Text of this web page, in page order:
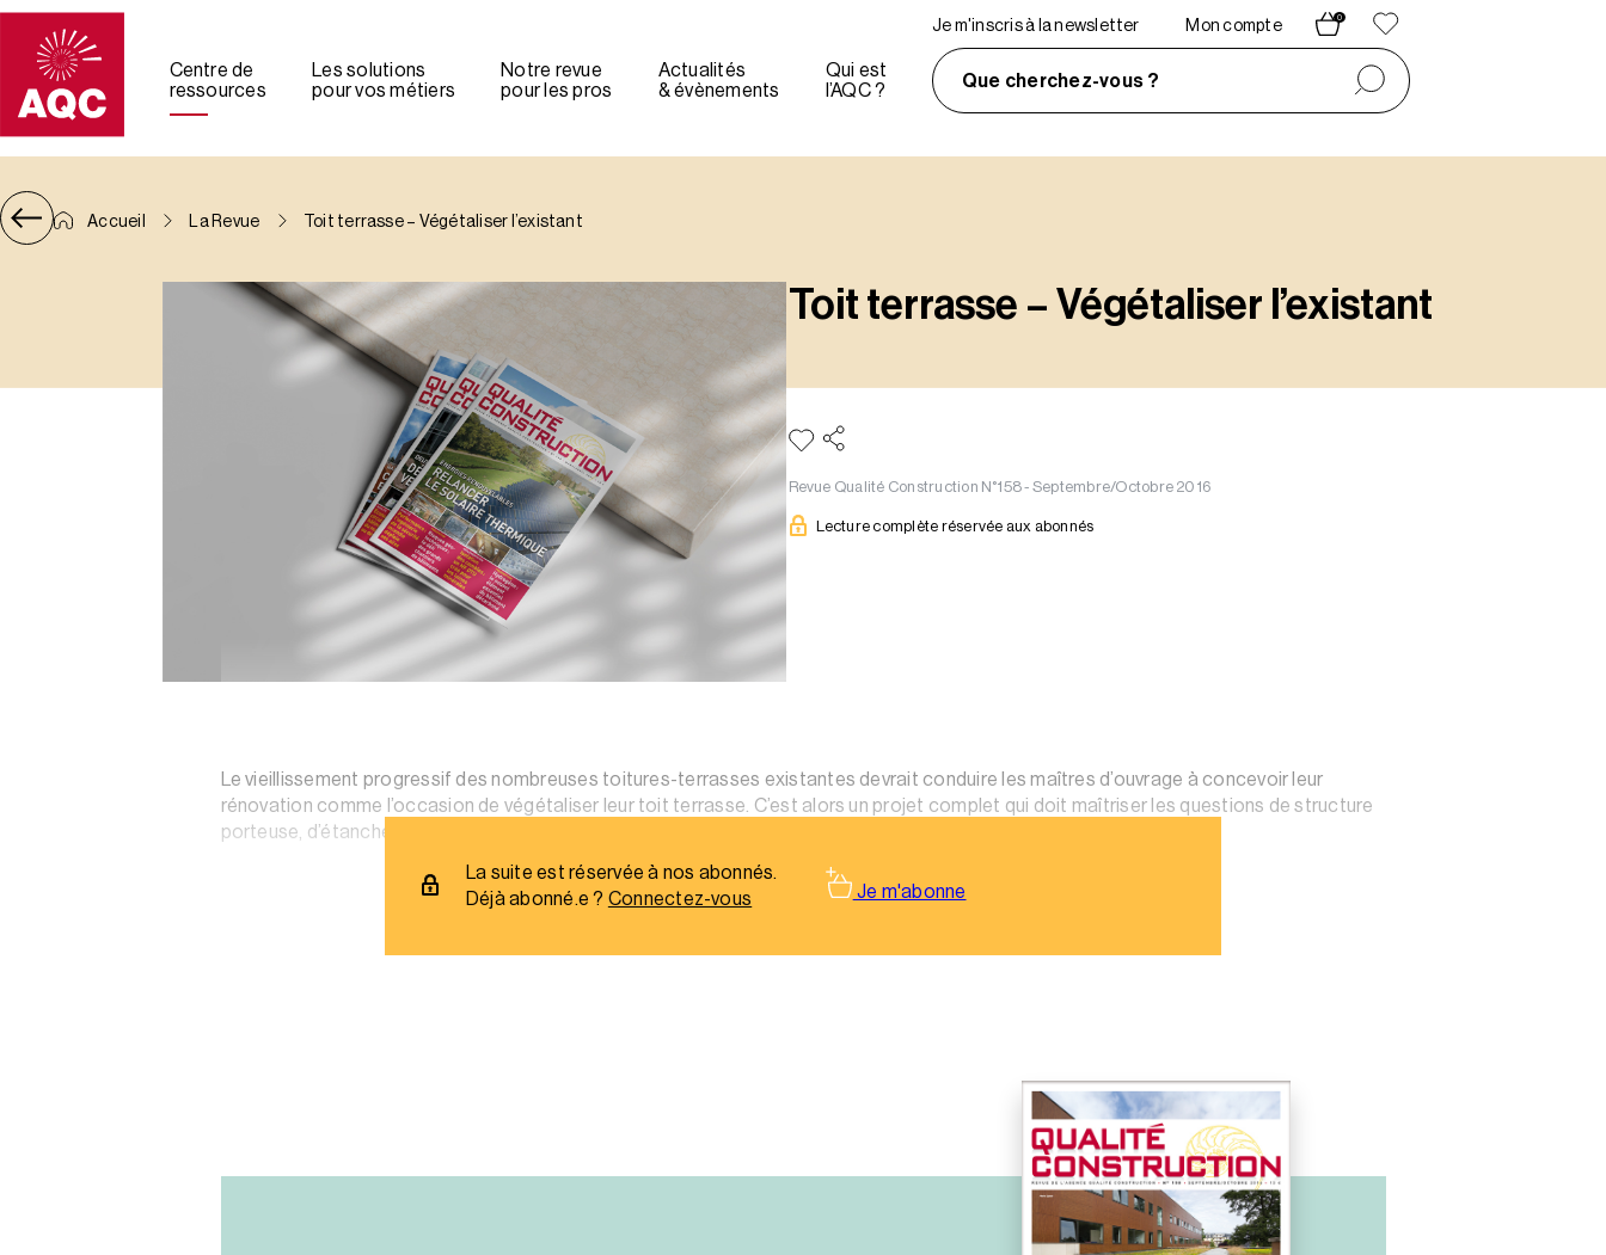
Panneau de gestion des cookies
Centre de
ressources
Les solutions
pour vos métiers
Notre revue
pour les pros
Actualités
& évènements
Qui est
l’AQC ?
Je m'inscris à la newsletter Mon compte
0
Que cherchez-vous ?
Accueil La Revue Toit terrasse – Végétaliser l’existant
Toit terrasse – Végétaliser l’existant
Revue Qualité Construction N°158 - Septembre/Octobre 2016
Lecture complète réservée aux abonnés
Le vieillissement progressif des nombreuses toitures-terrasses existantes devrait conduire les maîtres d’ouvrage à concevoir leur
rénovation comme l’occasion de végétaliser leur toit terrasse. C’est alors un projet complet qui doit maîtriser les questions de structure
porteuse, d’étanchéité et de végétalisation.
La suite est réservée à nos abonnés.
Déjà abonné.e ? Connectez-vous Je m'abonne